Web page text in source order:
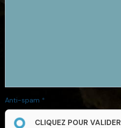
Anti-spam
CLIQUEZ POUR VALIDER